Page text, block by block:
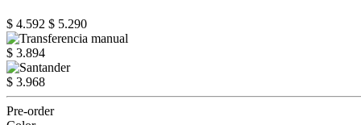
$ 4.592 $ 5.290
$ 3.894
$ 3.968
Pre-order